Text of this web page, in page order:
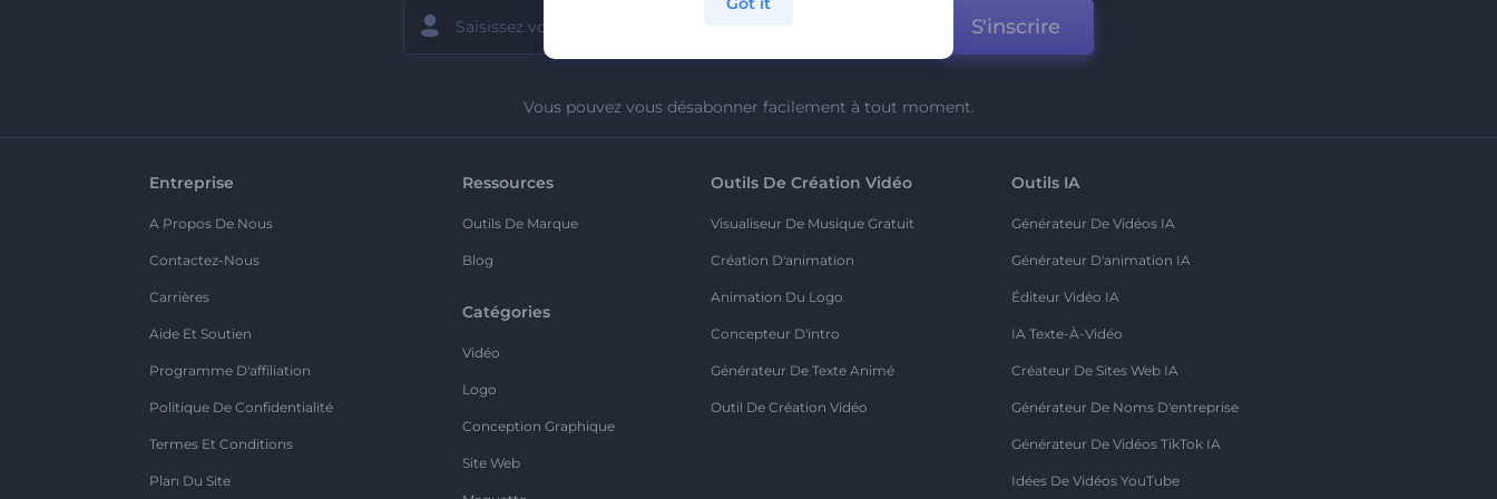
S'inscrire
Vous pouvez vous désabonner facilement à tout moment.
Entreprise
A Propos De Nous
Contactez-Nous
Carrières
Aide Et Soutien
Programme D'affiliation
Politique De Confidentialité
Termes Et Conditions
Plan Du Site
Ressources
Outils De Marque
Blog
Catégories
Vidéo
Logo
Conception Graphique
Site Web
Outils De Création Vidéo
Visualiseur De Musique Gratuit
Création D'animation
Animation Du Logo
Concepteur D'intro
Générateur De Texte Animé
Outil De Création Vidéo
Outils IA
Générateur De Vidéos IA
Générateur D'animation IA
Éditeur Vidéo IA
IA Texte-À-Vidéo
Créateur De Sites Web IA
Générateur De Noms D'entreprise
Générateur De Vidéos TikTok IA
Idées De Vidéos YouTube